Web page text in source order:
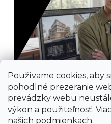
Používame cookies, aby
pohodlné prezeranie
prevádzky webu
výkon a použiteľnosť.
našich podmienkach.